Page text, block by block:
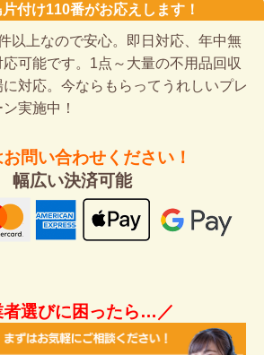
付け110番がお応えします！
以上なので安心。即日対応、年中無
可能です。1点～大量の不用品回収
対応。今ならもらってうれしいプレ
実施中！
お問い合わせください！
幅広い決済可能
者選びに困ったら…／